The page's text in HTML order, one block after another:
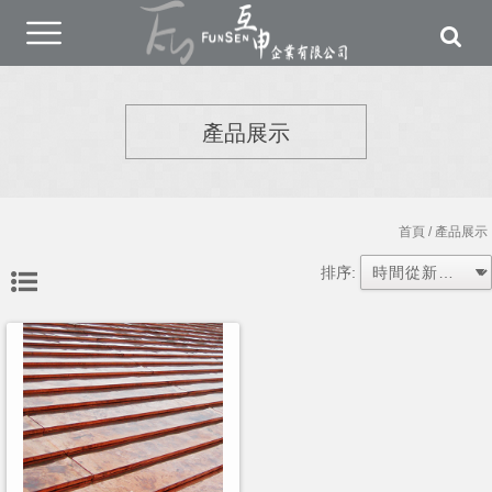
產品展示
首頁/ 產品展示
排序: